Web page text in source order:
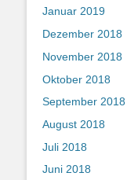
Januar 2019
Dezember 2018
November 2018
Oktober 2018
September 2018
August 2018
Juli 2018
Juni 2018